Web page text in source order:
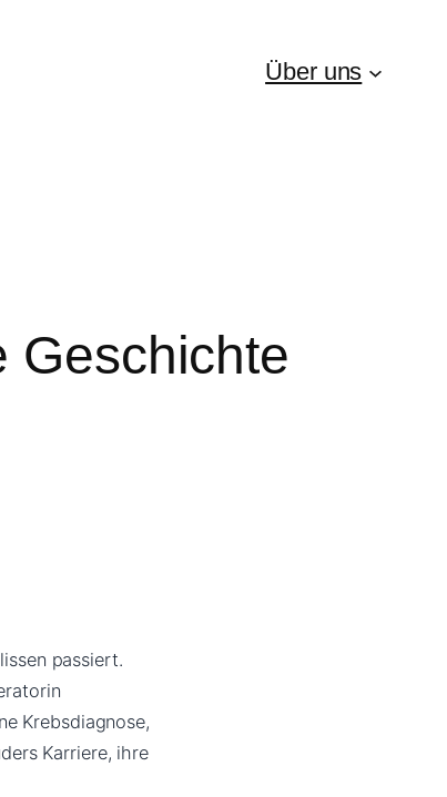
Über uns
Geschichte
passiert.
Krebsdiagnose,
Karriere, ihre